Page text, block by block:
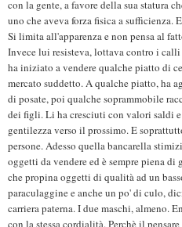
con la gente, a favore della sua statura
uno che aveva forza fisica a sufficienza.
Si limita all'apparenza e non pensa al
Invece lui resisteva, lottava contro i
ha iniziato a vendere qualche piatto di
mercato suddetto. A qualche piatto, ha
di posate, poi qualche soprammobile
dei figli. Li ha cresciuti con valori saldi
gentilezza verso il prossimo. E
persone. Adesso quella bancarella
oggetti da vendere ed è sempre piena
che propina oggetti di qualità ad un
paraculaggine e anche un po' di culo,
carriera paterna. I due maschi, almeno.
con la stessa cordialità. Perchè il